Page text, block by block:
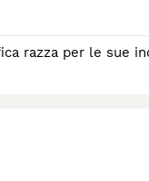
razza per le sue